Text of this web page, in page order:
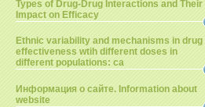
Types of Drug-Drug Interactions and Their
Impact on Efficacy
Ethnic variability and mechanisms in drug
effectiveness wtih different doses in
different populations: ca
Информация о сайте. Information about
website